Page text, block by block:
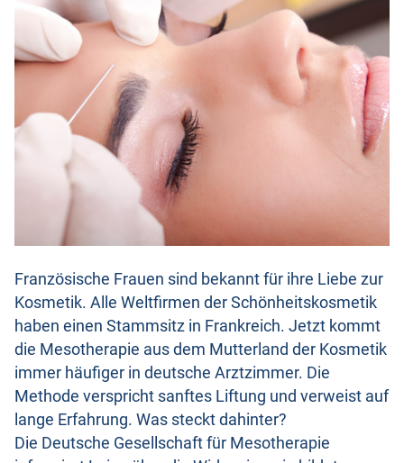
Französische Frauen sind bekannt für ihre Liebe zur
Kosmetik. Alle Weltfirmen der Schönheitskosmetik
haben einen Stammsitz in Frankreich. Jetzt kommt
die Mesotherapie aus dem Mutterland der Kosmetik
immer häufiger in deutsche Arztzimmer. Die
Methode verspricht sanftes Liftung und verweist auf
lange Erfahrung. Was steckt dahinter?
Die Deutsche Gesellschaft für Mesotherapie